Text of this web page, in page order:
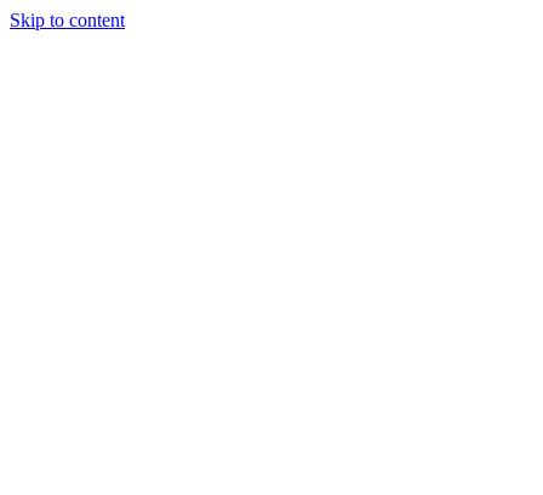
Skip to content